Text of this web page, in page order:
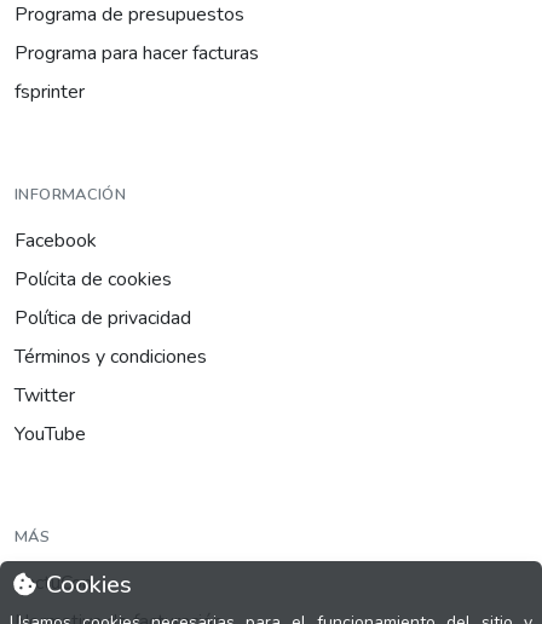
Cookies
Programa de presupuestos
Programa para hacer facturas
fsprinter
INFORMACIÓN
Facebook
Polícita de cookies
Política de privacidad
Términos y condiciones
Twitter
YouTube
MÁS
FactuCon